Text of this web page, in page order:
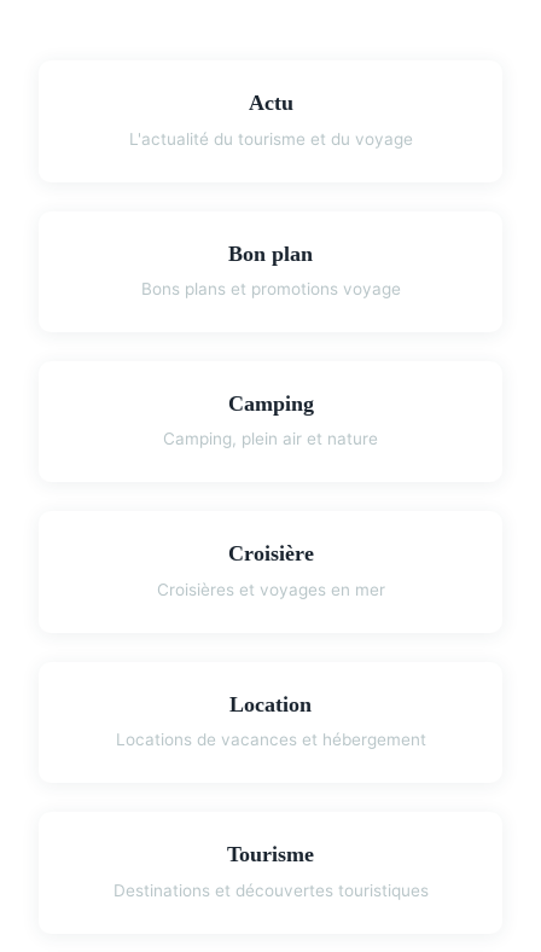
Actu
L'actualité du tourisme et du voyage
Bon plan
Bons plans et promotions voyage
Camping
Camping, plein air et nature
Croisière
Croisières et voyages en mer
Location
Locations de vacances et hébergement
Tourisme
Destinations et découvertes touristiques